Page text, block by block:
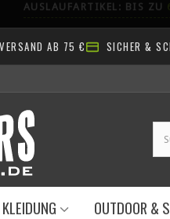
AB 75 € SICHER &
OUTDOOR &